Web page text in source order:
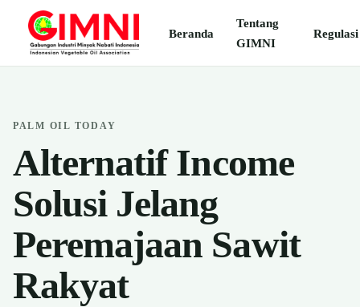
Beranda
Tentang
GIMNI
Regulasi
PALM OIL TODAY
Alternatif Income
Solusi Jelang
Peremajaan Sawit
Rakyat